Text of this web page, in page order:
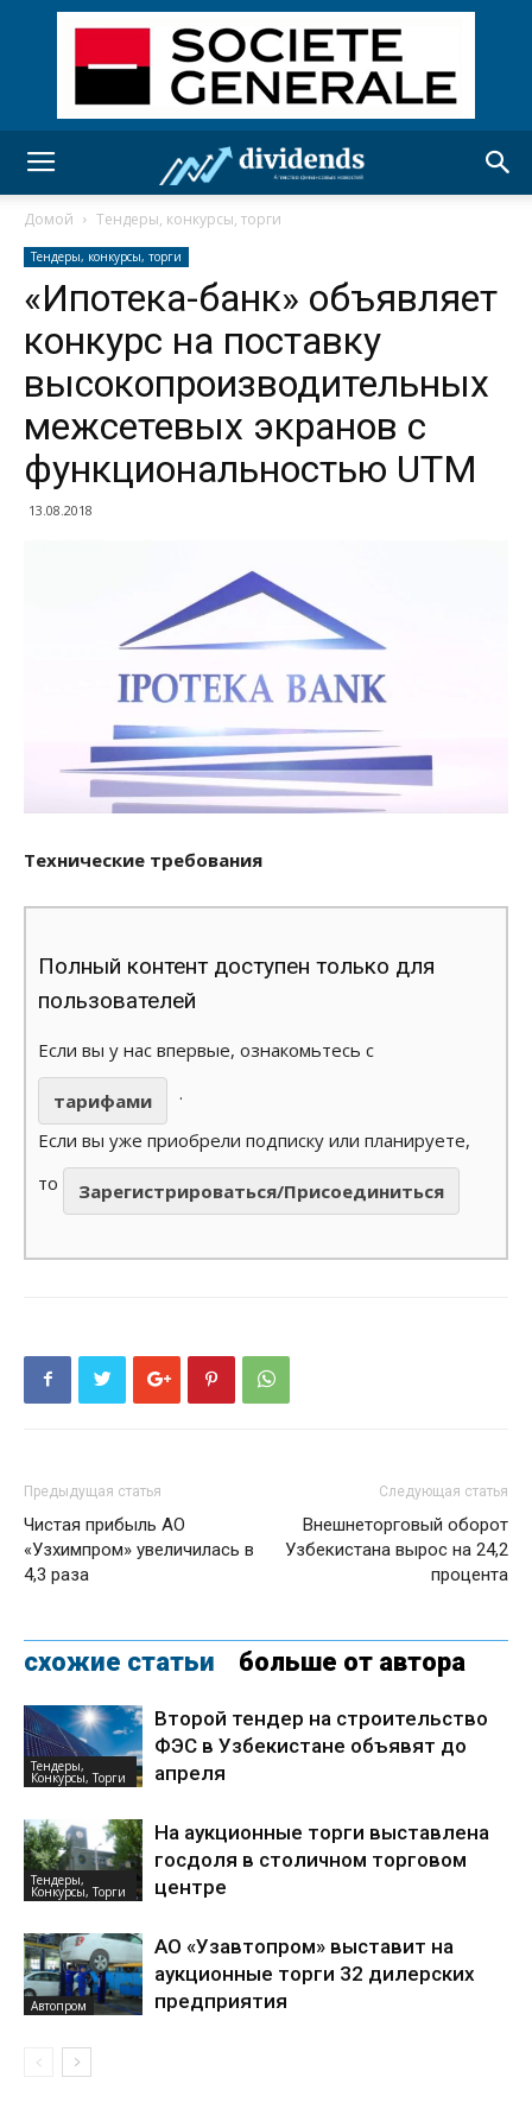
Домой Тендеры, конкурсы, торги
Тендеры, конкурсы, торги
«Ипотека-банк» объявляет
конкурс на поставку
высокопроизводительных
межсетевых экранов с
функциональностью UTM
13.08.2018
Технические требования
Полный контент доступен только для
пользователей
Если вы у нас впервые, ознакомьтесь с
тарифами
.
Если вы уже приобрели подписку или планируете,
то
Зарегистрироваться/Присоединиться
Предыдущая статья
Чистая прибыль АО
«Узхимпром» увеличилась в
4,3 раза
Следующая статья
Внешнеторговый оборот
Узбекистана вырос на 24,2
процента
схожие статьи больше от автора
Тендеры,
Конкурсы, Торги
Второй тендер на строительство
ФЭС в Узбекистане объявят до
апреля
Тендеры,
Конкурсы, Торги
На аукционные торги выставлена
госдоля в столичном торговом
центре
Автопром
АО «Узавтопром» выставит на
аукционные торги 32 дилерских
предприятия